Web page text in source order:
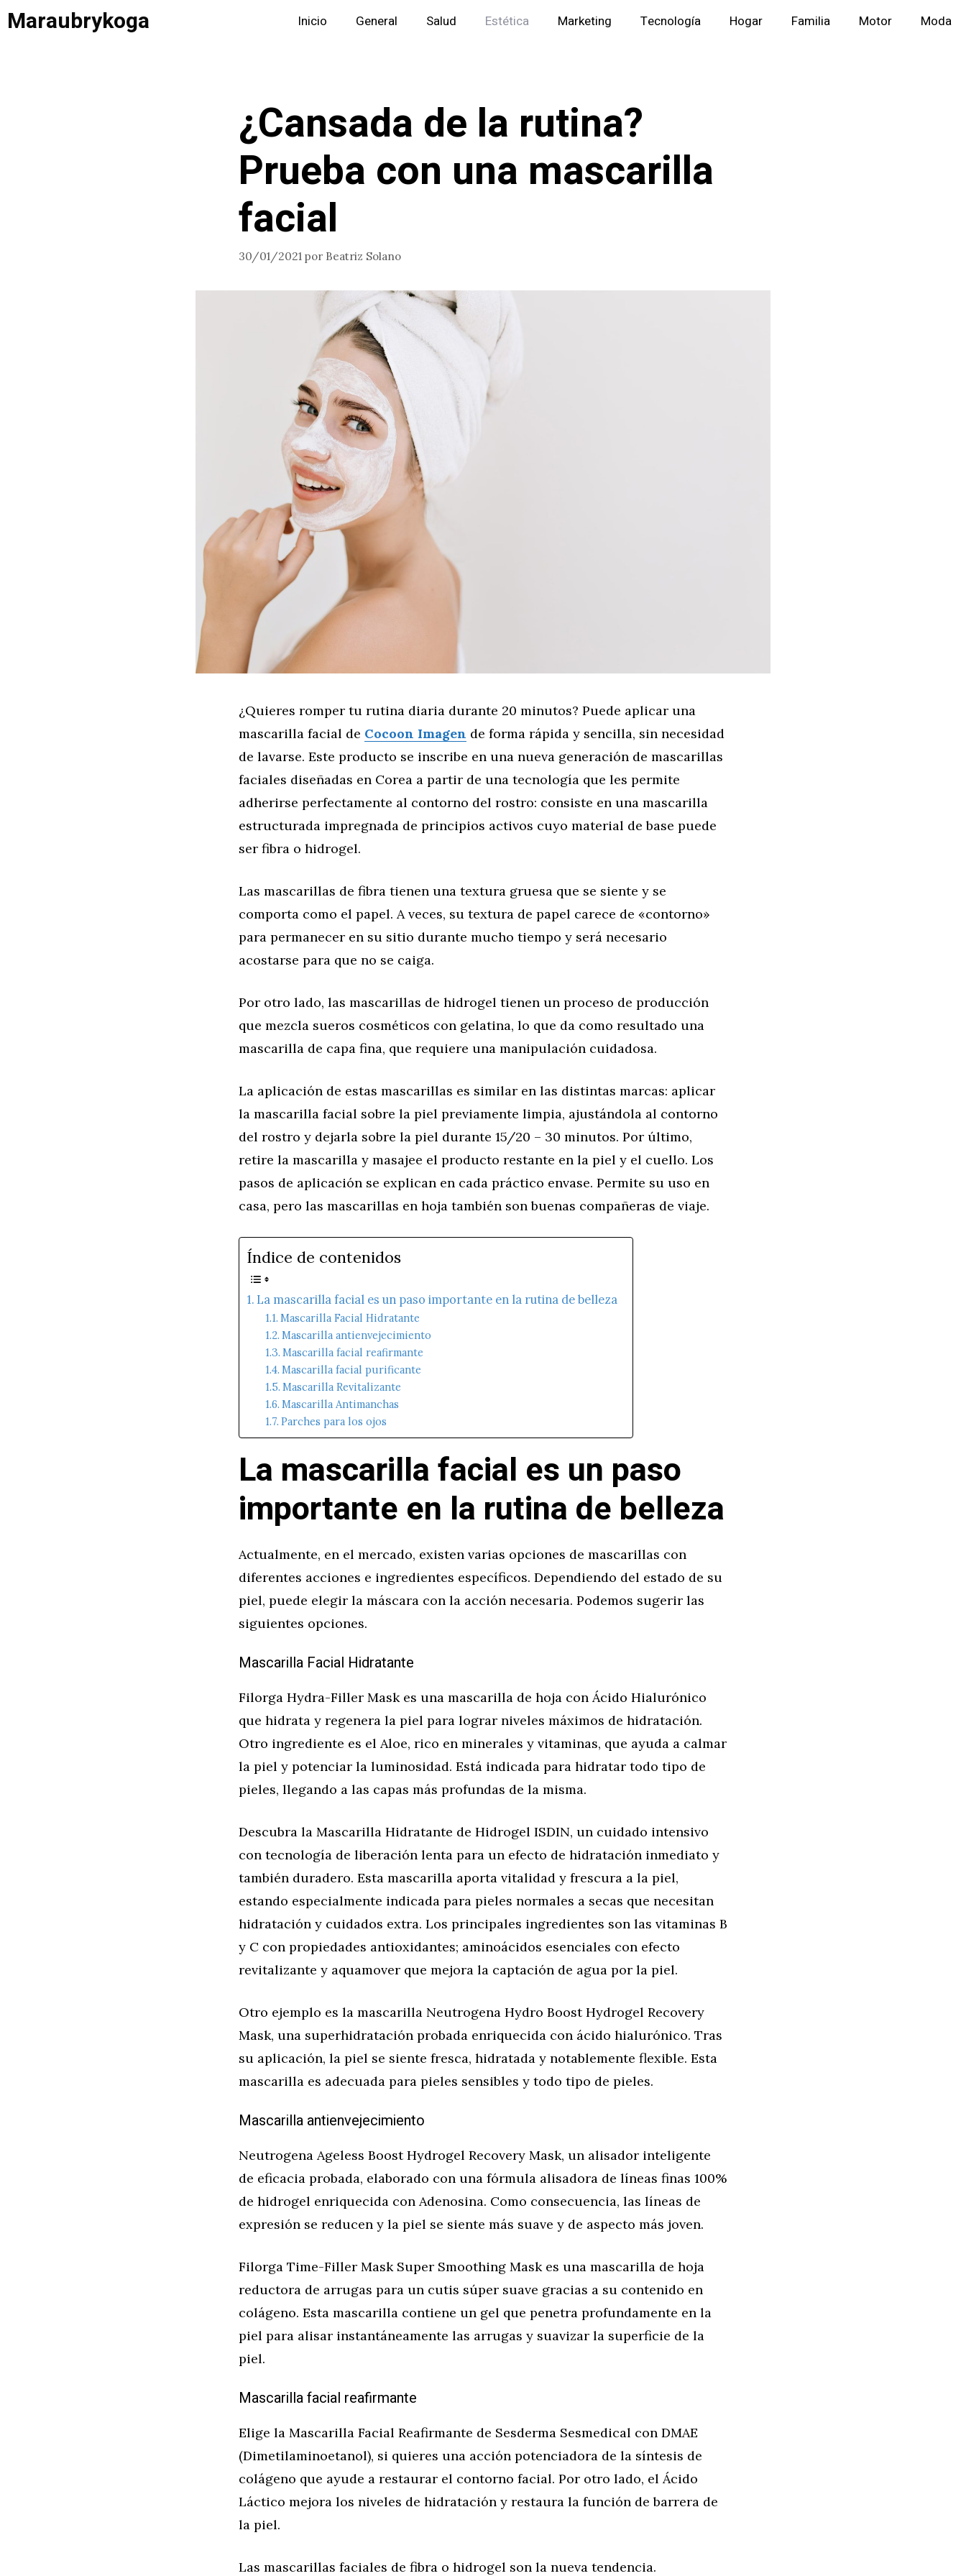
Saltar
alMaraubrykoga Inicio General Salud Estética Marketing Tecnología Hogar Familia Motor Moda
¿Cansada de la rutina?
Prueba con una mascarilla
facial
30/01/2021 por Beatriz Solano
¿Quieres romper tu rutina diaria durante 20 minutos? Puede aplicar una
mascarilla facial de Cocoon Imagen de forma rápida y sencilla, sin necesidad
de lavarse. Este producto se inscribe en una nueva generación de mascarillas
faciales diseñadas en Corea a partir de una tecnología que les permite
adherirse perfectamente al contorno del rostro: consiste en una mascarilla
estructurada impregnada de principios activos cuyo material de base puede
ser fibra o hidrogel.
Las mascarillas de fibra tienen una textura gruesa que se siente y se
comporta como el papel. A veces, su textura de papel carece de «contorno»
para permanecer en su sitio durante mucho tiempo y será necesario
acostarse para que no se caiga.
Por otro lado, las mascarillas de hidrogel tienen un proceso de producción
que mezcla sueros cosméticos con gelatina, lo que da como resultado una
mascarilla de capa fina, que requiere una manipulación cuidadosa.
La aplicación de estas mascarillas es similar en las distintas marcas: aplicar
la mascarilla facial sobre la piel previamente limpia, ajustándola al contorno
del rostro y dejarla sobre la piel durante 15/20 – 30 minutos. Por último,
retire la mascarilla y masajee el producto restante en la piel y el cuello. Los
pasos de aplicación se explican en cada práctico envase. Permite su uso en
casa, pero las mascarillas en hoja también son buenas compañeras de viaje.
Índice de contenidos
La mascarilla facial es un paso importante en la rutina de belleza
Mascarilla Facial Hidratante
Mascarilla antienvejecimiento
Mascarilla facial reafirmante
Mascarilla facial purificante
Mascarilla Revitalizante
Mascarilla Antimanchas
Parches para los ojos
La mascarilla facial es un paso
importante en la rutina de belleza
Actualmente, en el mercado, existen varias opciones de mascarillas con
diferentes acciones e ingredientes específicos. Dependiendo del estado de su
piel, puede elegir la máscara con la acción necesaria. Podemos sugerir las
siguientes opciones.
Mascarilla Facial Hidratante
Filorga Hydra-Filler Mask es una mascarilla de hoja con Ácido Hialurónico
que hidrata y regenera la piel para lograr niveles máximos de hidratación.
Otro ingrediente es el Aloe, rico en minerales y vitaminas, que ayuda a calmar
la piel y potenciar la luminosidad. Está indicada para hidratar todo tipo de
pieles, llegando a las capas más profundas de la misma.
Descubra la Mascarilla Hidratante de Hidrogel ISDIN, un cuidado intensivo
con tecnología de liberación lenta para un efecto de hidratación inmediato y
también duradero. Esta mascarilla aporta vitalidad y frescura a la piel,
estando especialmente indicada para pieles normales a secas que necesitan
hidratación y cuidados extra. Los principales ingredientes son las vitaminas B
y C con propiedades antioxidantes; aminoácidos esenciales con efecto
revitalizante y aquamover que mejora la captación de agua por la piel.
Otro ejemplo es la mascarilla Neutrogena Hydro Boost Hydrogel Recovery
Mask, una superhidratación probada enriquecida con ácido hialurónico. Tras
su aplicación, la piel se siente fresca, hidratada y notablemente flexible. Esta
mascarilla es adecuada para pieles sensibles y todo tipo de pieles.
Mascarilla antienvejecimiento
Neutrogena Ageless Boost Hydrogel Recovery Mask, un alisador inteligente
de eficacia probada, elaborado con una fórmula alisadora de líneas finas 100%
de hidrogel enriquecida con Adenosina. Como consecuencia, las líneas de
expresión se reducen y la piel se siente más suave y de aspecto más joven.
Filorga Time-Filler Mask Super Smoothing Mask es una mascarilla de hoja
reductora de arrugas para un cutis súper suave gracias a su contenido en
colágeno. Esta mascarilla contiene un gel que penetra profundamente en la
piel para alisar instantáneamente las arrugas y suavizar la superficie de la
piel.
Mascarilla facial reafirmante
Elige la Mascarilla Facial Reafirmante de Sesderma Sesmedical con DMAE
(Dimetilaminoetanol), si quieres una acción potenciadora de la síntesis de
colágeno que ayude a restaurar el contorno facial. Por otro lado, el Ácido
Láctico mejora los niveles de hidratación y restaura la función de barrera de
la piel.
Las mascarillas faciales de fibra o hidrogel son la nueva tendencia.